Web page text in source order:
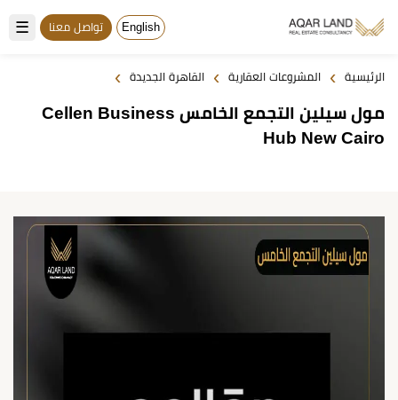
☰ English تواصل معنا
الرئيسية › المشروعات العقارية › القاهرة الجديدة ›
مول سيلين التجمع الخامس Cellen Business
Hub New Cairo